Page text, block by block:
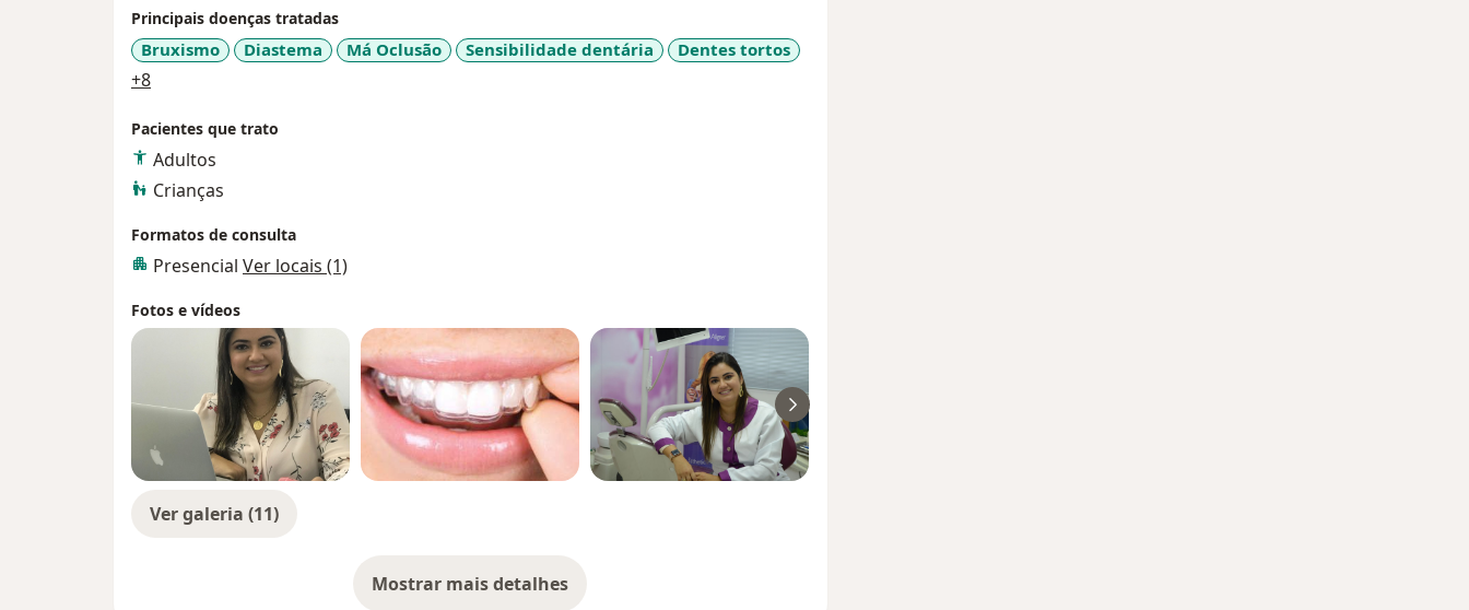
Principais doenças tratadas
Bruxismo Diastema Má Oclusão Sensibilidade dentária Dentes tortos
+8a11y_sr_more_diseases
Pacientes que trato
Adultos
Crianças
Formatos de consulta
Presencial Ver locais (1)
Fotos e vídeos
Ver galeria (11)
Mostrar mais detalhes
sobre a experiência